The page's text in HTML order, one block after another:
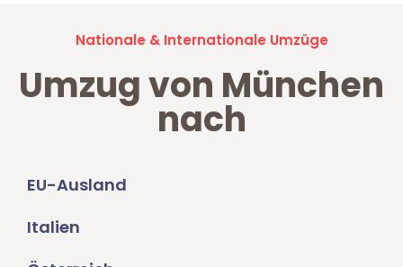
Nationale & Internationale Umzüge
Umzug von München
nach
EU-Ausland
Italien